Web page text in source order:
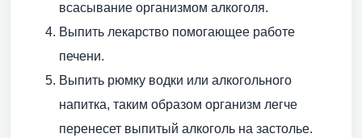
всасывание организмом алкоголя.
Выпить лекарство помогающее работе
печени.
Выпить рюмку водки или алкогольного
напитка, таким образом организм легче
перенесет выпитый алкоголь на застолье.